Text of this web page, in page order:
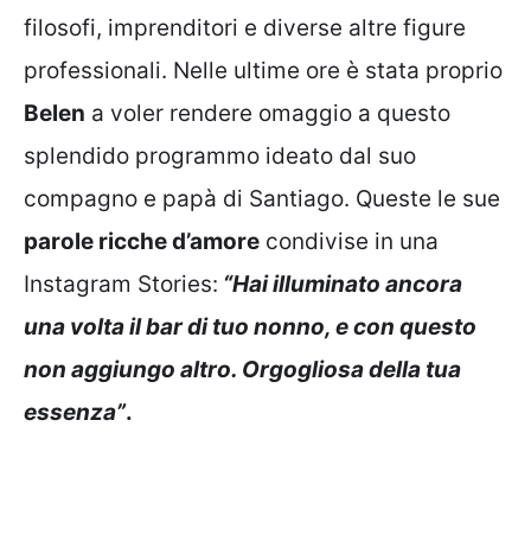
filosofi, imprenditori e diverse altre figure
professionali. Nelle ultime ore è stata proprio
Belen a voler rendere omaggio a questo
splendido programmo ideato dal suo
compagno e papà di Santiago. Queste le sue
parole ricche d’amore condivise in una
Instagram Stories: “Hai illuminato ancora
una volta il bar di tuo nonno, e con questo
non aggiungo altro. Orgogliosa della tua
essenza”.